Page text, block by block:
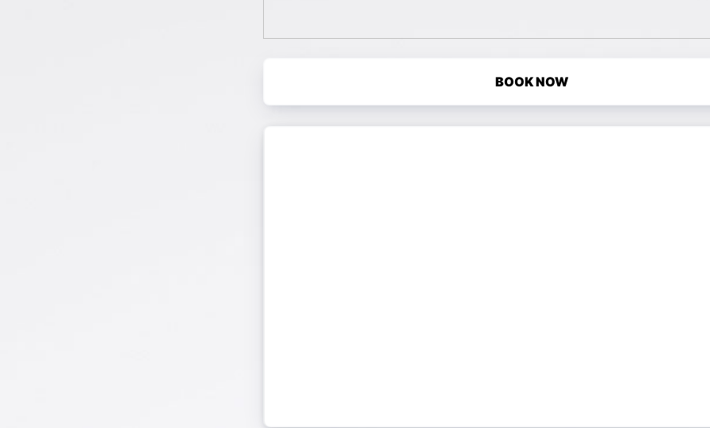
BOOK NOW